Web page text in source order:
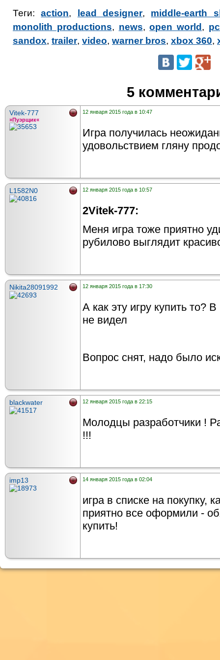
Теги:action, lead designer, middle-earth
monolith productions, news,open world , pc
sandox, trailer, video, warner bros, xbox 360,
5
Vitek-777
»Пуэрщик«
12 января 2015 года в 10:47
Игра получилась
удовольствием гляну
L1582N0 12 января 2015 года в 10:57
2Vitek-777:
Меня игра тоже приятно
рубилово выглядит
Nikita28091992 12 января 2015 года в 17:30
А как эту игру купить то?
не видел
Вопрос снят, надо было
blackwater 12 января 2015 года в 22:15
Молодцы разработчики !
!!!
imp13 14 января 2015 года в 02:04
игра в списке на покупку,
приятно все оформили -
купить!